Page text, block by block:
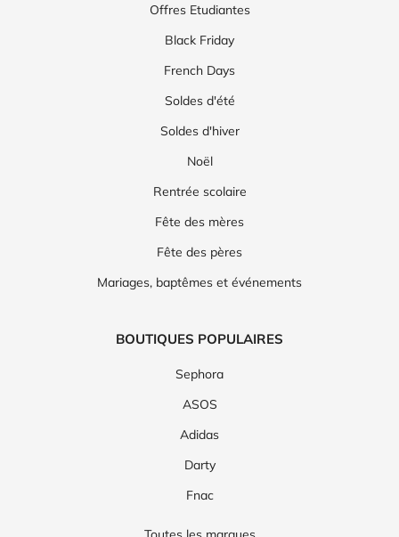
Offres Etudiantes
Black Friday
French Days
Soldes d'été
Soldes d'hiver
Noël
Rentrée scolaire
Fête des mères
Fête des pères
Mariages, baptêmes et événements
BOUTIQUES POPULAIRES
Sephora
ASOS
Adidas
Darty
Fnac